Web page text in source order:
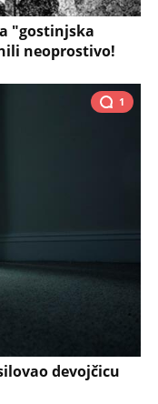
"gostinjska
neoprostivo!
1
devojčicu